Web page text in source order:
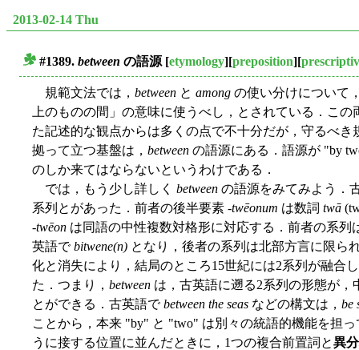
2013-02-14 Thu
#1389. between の語源 [etymology][preposition][
規範文法では， between と among の使い分けについて
上のものの間」の意味に使うべし，とされている．こ
た記述的な観点からは多くの点で不十分だが，守るべ
拠って立つ基盤は， between の語源にある．語源が "by
のしか来てはならないというわけである．
では，もう少し詳しく between の語源をみてみよう．
系列とがあった．前者の後半要素 -twēonum は数詞 twā
-twēon は同語の中性複数対格形に対応する．前者の系列
英語でbitwene(n) となり，後者の系列は北部方言に限ら
化と消失により，結局のところ15世紀には2系列が融合
た．つまり， between は，古英語に遡る2系列の形態が
とができる．古英語でbetween the seas などの構文は， be
ことから，本来 "by" と "two" は別々の統語的機能を担
うに接する位置に並んだときに，1つの複合前置詞と異